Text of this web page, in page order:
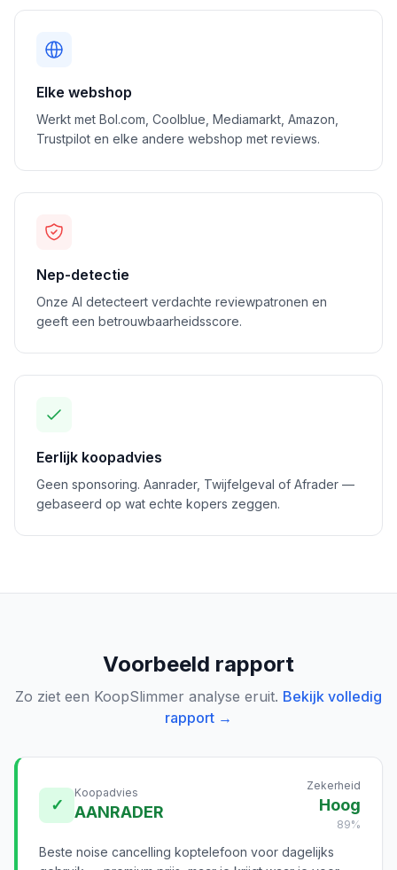
Elke webshop
Werkt met Bol.com, Coolblue, Mediamarkt, Amazon,
Trustpilot en elke andere webshop met reviews.
Nep-detectie
Onze AI detecteert verdachte reviewpatronen en
geeft een betrouwbaarheidsscore.
Eerlijk koopadvies
Geen sponsoring. Aanrader, Twijfelgeval of Afrader —
gebaseerd op wat echte kopers zeggen.
Voorbeeld rapport
Zo ziet een KoopSlimmer analyse eruit. Bekijk volledig
rapport →
✓
Koopadvies
AANRADER
Zekerheid
Hoog
89%
Beste noise cancelling koptelefoon voor dagelijks